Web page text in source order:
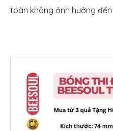
toàn không ảnh hưởng